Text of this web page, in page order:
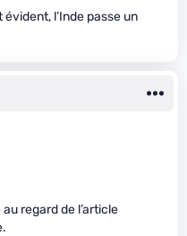
évident, l’Inde passe un
regard de l’article